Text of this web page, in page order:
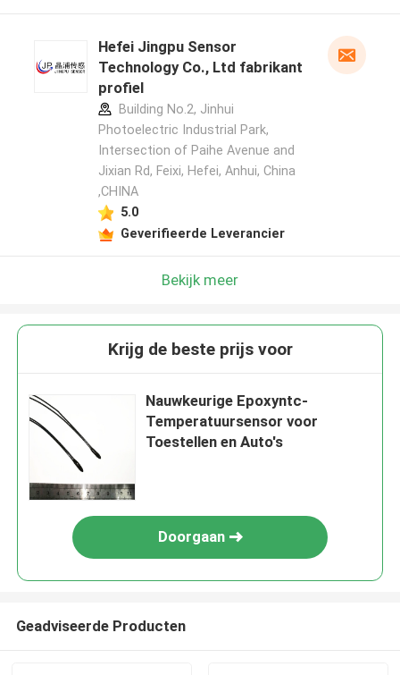
Hefei Jingpu Sensor
Technology Co., Ltd fabrikant
profiel
Building No.2, Jinhui
Photoelectric Industrial Park,
Intersection of Paihe Avenue and
Jixian Rd, Feixi, Hefei, Anhui, China
,CHINA
5.0
Geverifieerde Leverancier
Bekijk meer
Krijg de beste prijs voor
Nauwkeurige Epoxyntc-
Temperatuursensor voor
Toestellen en Auto's
Doorgaan
Geadviseerde Producten